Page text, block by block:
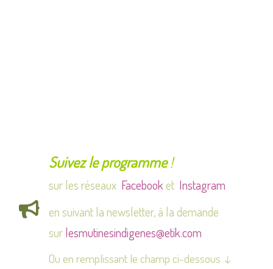
Suivez le programme!
sur les réseaux Facebooket Instagram
en suivant la newsletter, à la demande
surlesmutinesindigenes@etik.com
Ou en remplissant le champ ci-dessous ↓